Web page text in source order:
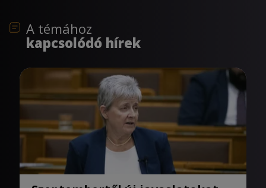
A témához
kapcsolódó hírek